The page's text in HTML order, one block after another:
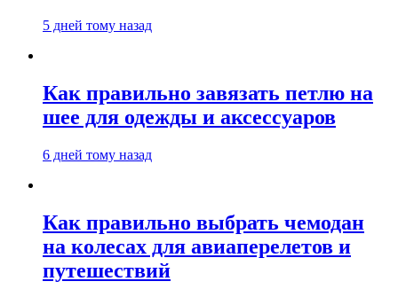
5 дней тому назад
Как правильно завязать петлю на
шее для одежды и аксессуаров
6 дней тому назад
Как правильно выбрать чемодан
на колесах для авиаперелетов и
путешествий